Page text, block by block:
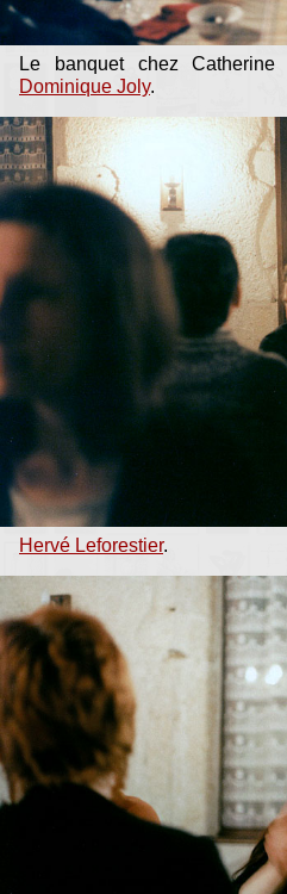
Le banquet chez
Dominique Joly.
Hervé Leforestier.